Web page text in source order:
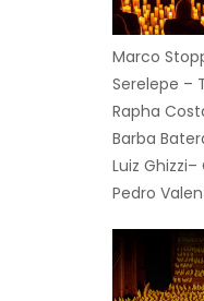
Marco
Serelepe –
Rapha
Barba
Luiz
Pedro